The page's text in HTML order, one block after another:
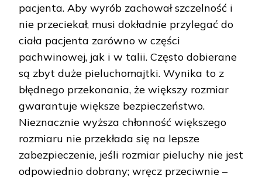
pacjenta. Aby wyrób zachował szczelność i
nie przeciekał, musi dokładnie przylegać do
ciała pacjenta zarówno w części
pachwinowej, jak i w talii. Często dobierane
są zbyt duże pieluchomajtki. Wynika to z
błędnego przekonania, że większy rozmiar
gwarantuje większe bezpieczeństwo.
Nieznacznie wyższa chłonność większego
rozmiaru nie przekłada się na lepsze
zabezpieczenie, jeśli rozmiar pieluchy nie jest
odpowiednio dobrany; wręcz przeciwnie –